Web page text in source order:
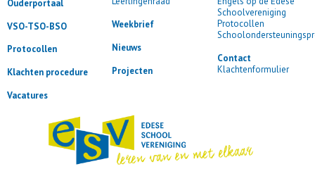
Ouderportaal
VSO-TSO-BSO
Protocollen
Klachten procedure
Vacatures
Weekbrief
Nieuws
Projecten
Schoolvereniging
Protocollen
Contact
Klachtenformulier